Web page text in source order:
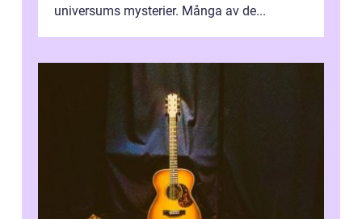
universums mysterier. Många av de...